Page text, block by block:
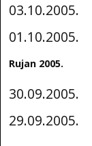
03.10.2005.
01.10.2005.
Rujan 2005.
30.09.2005.
29.09.2005.